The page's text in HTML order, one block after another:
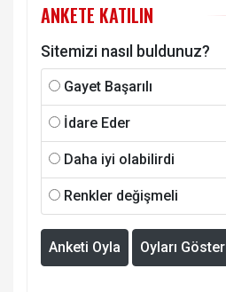
ANKETE KATILIN
Sitemizi nasıl buldunuz?
Gayet Başarılı
İdare Eder
Daha iyi olabilirdi
Renkler değişmeli
Anketi Oyla Oyları Göster